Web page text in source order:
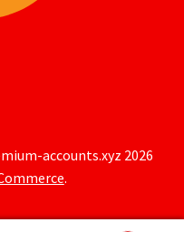
accounts.xyz 2026
.